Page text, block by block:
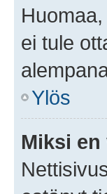
ei tule
Ylös
Miksi